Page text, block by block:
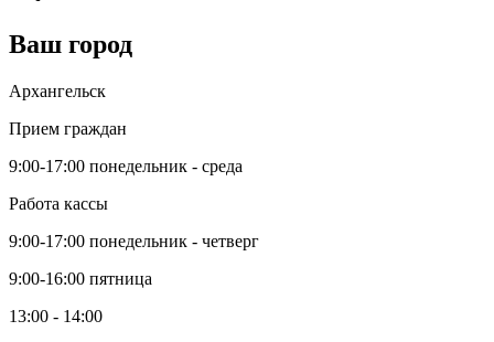
Ваш город
Архангельск
Прием граждан
9:00-17:00 понедельник - среда
Работа кассы
9:00-17:00 понедельник - четверг
9:00-16:00 пятница
13:00 - 14:00